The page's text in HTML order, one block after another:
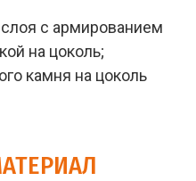
с армированием
на цоколь;
камня на цоколь